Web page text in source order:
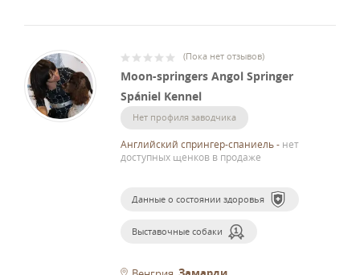
(Пока нет отзывов)
Moon-springers Angol Springer
Spániel Kennel
Нет профиля заводчика
Английский спрингер-спаниель- нет
доступных щенков в продаже
Данные о состоянии здоровья
Выставочные собаки